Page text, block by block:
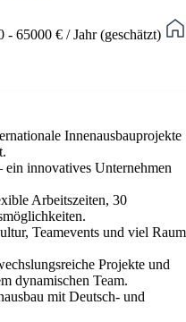
- 65000 € / Jahr (geschätzt)
Innenausbauprojekte
ein innovatives Unternehmen
Arbeitszeiten, 30
Teamevents und viel Raum
Projekte und
dynamischen Team.
mit Deutsch- und